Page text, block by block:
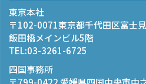
東京本社
〒102-0071東京都千代田区富士
飯田橋メインビル5階
TEL:03-3261-6725
四国事務所